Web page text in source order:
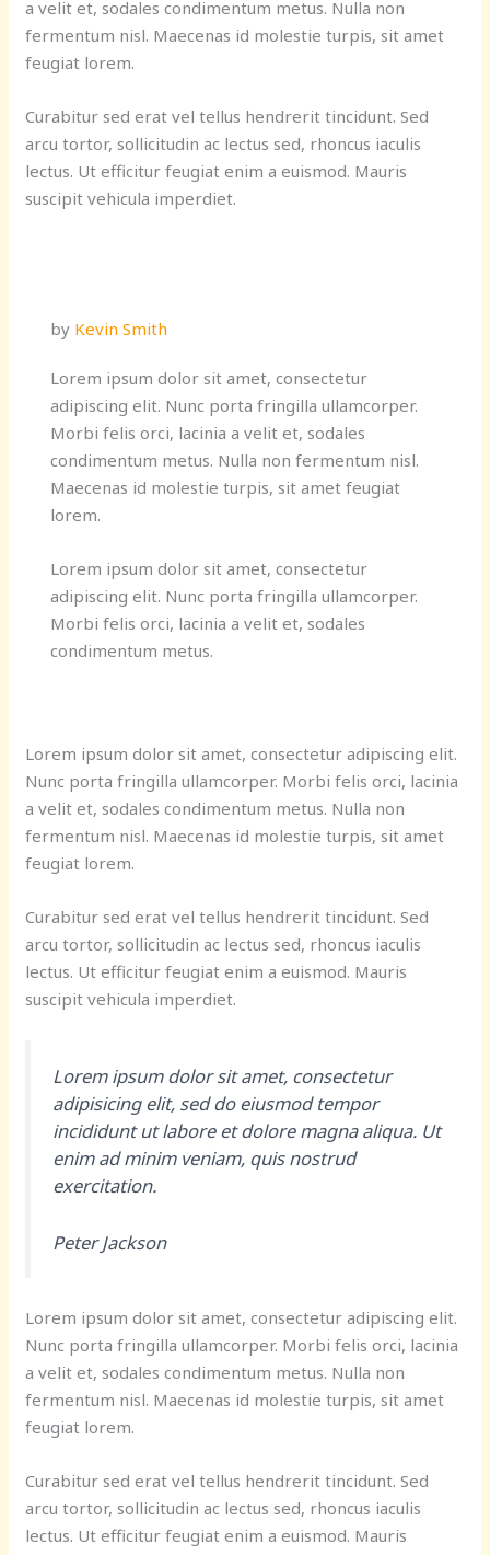
a velit et, sodales condimentum metus. Nulla non
fermentum nisl. Maecenas id molestie turpis, sit amet
feugiat lorem.
Curabitur sed erat vel tellus hendrerit tincidunt. Sed
arcu tortor, sollicitudin ac lectus sed, rhoncus iaculis
lectus. Ut efficitur feugiat enim a euismod. Mauris
suscipit vehicula imperdiet.
by Kevin Smith
Lorem ipsum dolor sit amet, consectetur
adipiscing elit. Nunc porta fringilla ullamcorper.
Morbi felis orci, lacinia a velit et, sodales
condimentum metus. Nulla non fermentum nisl.
Maecenas id molestie turpis, sit amet feugiat
lorem.
Lorem ipsum dolor sit amet, consectetur
adipiscing elit. Nunc porta fringilla ullamcorper.
Morbi felis orci, lacinia a velit et, sodales
condimentum metus.
Lorem ipsum dolor sit amet, consectetur adipiscing elit.
Nunc porta fringilla ullamcorper. Morbi felis orci, lacinia
a velit et, sodales condimentum metus. Nulla non
fermentum nisl. Maecenas id molestie turpis, sit amet
feugiat lorem.
Curabitur sed erat vel tellus hendrerit tincidunt. Sed
arcu tortor, sollicitudin ac lectus sed, rhoncus iaculis
lectus. Ut efficitur feugiat enim a euismod. Mauris
suscipit vehicula imperdiet.
Lorem ipsum dolor sit amet, consectetur
adipisicing elit, sed do eiusmod tempor
incididunt ut labore et dolore magna aliqua. Ut
enim ad minim veniam, quis nostrud
exercitation.
Peter Jackson
Lorem ipsum dolor sit amet, consectetur adipiscing elit.
Nunc porta fringilla ullamcorper. Morbi felis orci, lacinia
a velit et, sodales condimentum metus. Nulla non
fermentum nisl. Maecenas id molestie turpis, sit amet
feugiat lorem.
Curabitur sed erat vel tellus hendrerit tincidunt. Sed
arcu tortor, sollicitudin ac lectus sed, rhoncus iaculis
lectus. Ut efficitur feugiat enim a euismod. Mauris